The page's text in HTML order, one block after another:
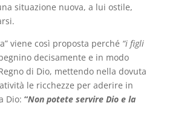
situazione nuova, a lui ostile,
viene così proposta perché “i figli
decisamente e in modo
di Dio, mettendo nella dovuta
le ricchezze per aderire in
Dio: “Non potete servire Dio e la